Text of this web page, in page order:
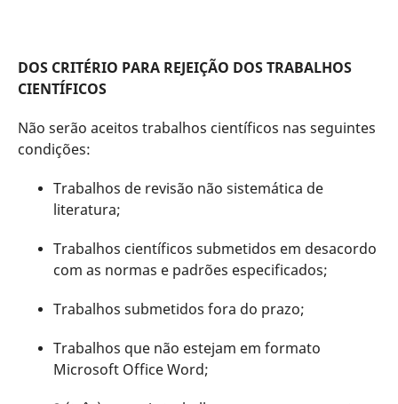
DOS CRITÉRIO PARA REJEIÇÃO DOS TRABALHOS
CIENTÍFICOS
Não serão aceitos trabalhos científicos nas seguintes
condições:
Trabalhos de revisão não sistemática de
literatura;
Trabalhos científicos submetidos em desacordo
com as normas e padrões especificados;
Trabalhos submetidos fora do prazo;
Trabalhos que não estejam em formato
Microsoft Office Word;